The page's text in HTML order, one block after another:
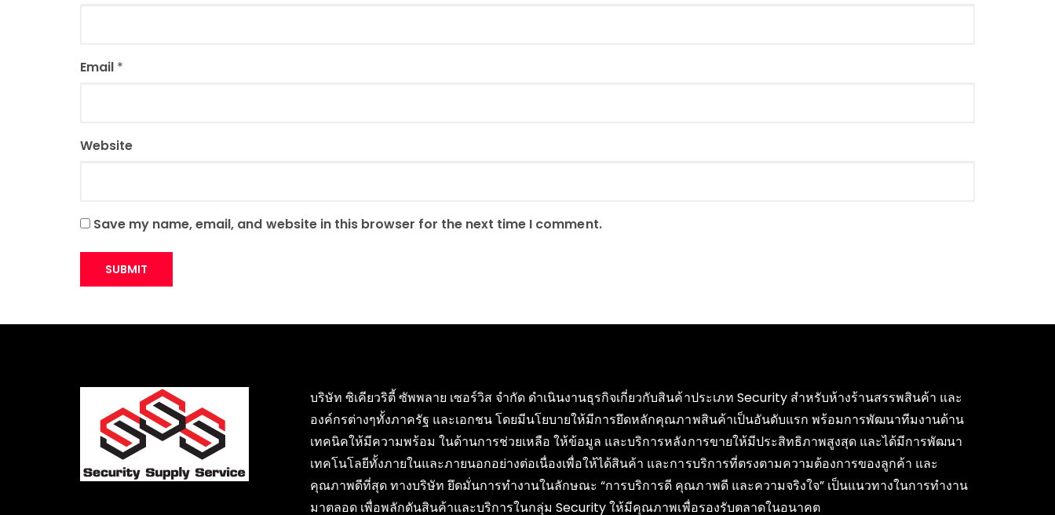
Email *
Website
Save my name, email, and website in this browser for the next time I comment.
บริษัท ซิเคียวริตี้ ซัพพลาย เซอร์วิส จำกัด ดำเนินงานธุรกิจเกี่ยวกับสินค้าประเภท Security สำหรับห้างร้านสรรพสินค้า และ
องค์กรต่างๆทั้งภาครัฐ และเอกชน โดยมีนโยบายให้มีการยึดหลักคุณภาพสินค้าเป็นอันดับแรก พร้อมการพัฒนาทีมงานด้าน
เทคนิคให้มีความพร้อม ในด้านการช่วยเหลือ ให้ข้อมูล และบริการหลังการขายให้มีประสิทธิภาพสูงสุด และได้มีการพัฒนา
เทคโนโลยีทั้งภายในและภายนอกอย่างต่อเนื่องเพื่อให้ได้สินค้า และการบริการที่ตรงตามความต้องการของลูกค้า และ
คุณภาพดีที่สุด ทางบริษัท ยึดมั่นการทำงานในลักษณะ “การบริการดี คุณภาพดี และความจริงใจ” เป็นแนวทางในการทำงาน
มาตลอด เพื่อพลักดันสินค้าและบริการในกลุ่ม Security ให้มีคุณภาพเพื่อรองรับตลาดในอนาคต